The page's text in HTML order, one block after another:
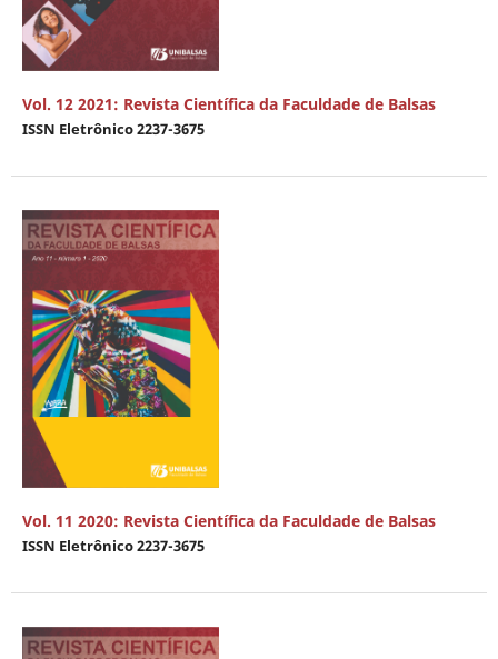
Vol. 12 2021: Revista Científica da Faculdade de Balsas
ISSN Eletrônico 2237-3675
Vol. 11 2020: Revista Científica da Faculdade de Balsas
ISSN Eletrônico 2237-3675